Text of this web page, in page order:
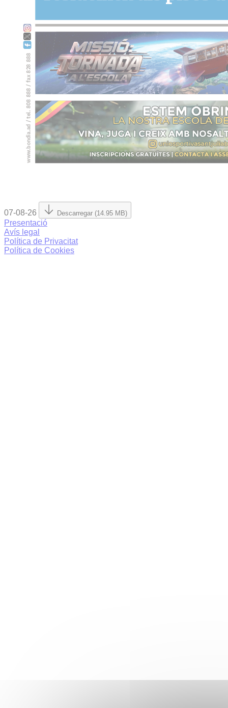
07-08-26 Descarregar (14.95 MB)
Presentació
Avís legal
Política de Privacitat
Política de Cookies